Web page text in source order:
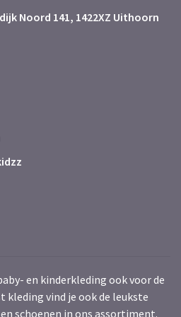
Noord 141, 1422XZ Uithoorn
en kinderkleding ook voor de
vind je ook de leukste
schoenen in ons assortiment.